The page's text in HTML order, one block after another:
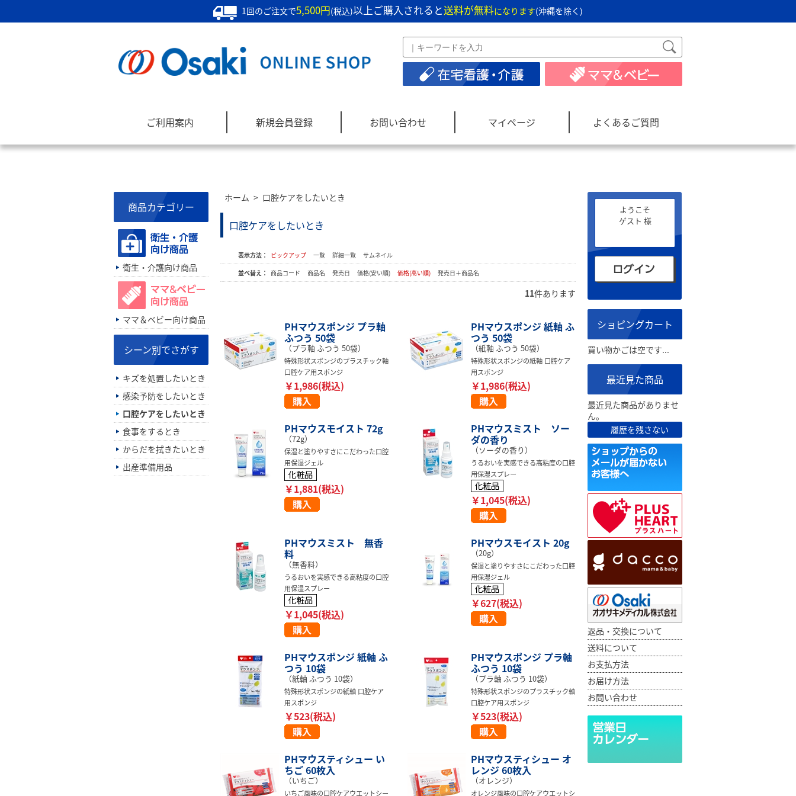
1回のご注文で5,500円(税込)以上ご購入されると送料が無料になります(沖縄を除く)
ご利用案内 新規会員登録 お問い合わせ マイページ よくあるご質問
ホーム > 口腔ケアをしたいとき
口腔ケアをしたいとき
表示方法： ピックアップ 一覧 詳細一覧
サムネイル
並べ替え： 商品コード 商品名 発売日 価格(安い順) 価格(高い順) 発売日＋商品名
11件あります
PHマウスポンジ プラ軸
ふつう 50袋
（プラ軸 ふつう 50袋）
特殊形状スポンジのプラスチック軸
口腔ケア用スポンジ
￥1,986(税込)
PHマウスポンジ 紙軸 ふ
つう 50袋
（紙軸 ふつう 50袋）
特殊形状スポンジの紙軸 口腔ケア
用スポンジ
￥1,986(税込)
PHマウスモイスト 72g
（72g）
保湿と塗りやすさにこだわった口腔
用保湿ジェル
￥1,881(税込)
PHマウスミスト ソー
ダの香り
（ソーダの香り）
うるおいを実感できる高粘度の口腔
用保湿スプレー
￥1,045(税込)
PHマウスミスト 無香
料
（無香料）
うるおいを実感できる高粘度の口腔
用保湿スプレー
￥1,045(税込)
PHマウスモイスト 20g
（20g）
保湿と塗りやすさにこだわった口腔
用保湿ジェル
￥627(税込)
PHマウスポンジ 紙軸 ふ
つう 10袋
（紙軸 ふつう 10袋）
特殊形状スポンジの紙軸 口腔ケア
用スポンジ
￥523(税込)
PHマウスポンジ プラ軸
ふつう 10袋
（プラ軸 ふつう 10袋）
特殊形状スポンジのプラスチック軸
口腔ケア用スポンジ
￥523(税込)
PHマウスティシュー い
ちご 60枚入
（いちご）
いちご風味の口腔ケアウエットシー
PHマウスティシュー オ
レンジ 60枚入
（オレンジ）
オレンジ風味の口腔ケアウエットシ
商品カテゴリー
衛生・介護向け商品
ママ＆ベビー向け商品
シーン別でさがす
キズを処置したいとき
感染予防をしたいとき
口腔ケアをしたいとき
食事をするとき
からだを拭きたいとき
出産準備用品
ようこそ
ゲスト 様
ショピングカート
買い物かごは空です...
最近見た商品
最近見た商品がありませ
ん。
履歴を残さない
返品・交換について
送料について
お支払方法
お届け方法
お問い合わせ